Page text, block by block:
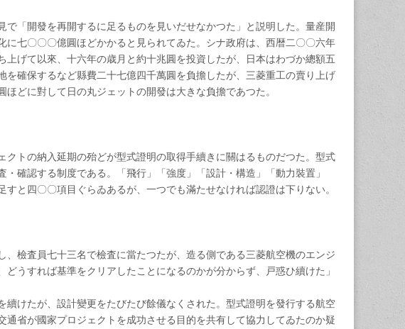
「開發を再開するに足るものを見いだせなかつた」と説明した。量産開
七〇〇〇億圓ほどかかると見られてゐた。シナ政府は、西暦二〇〇六年
げて以來、十六年の歳月と約十兆圓を投資したが、日本はわづか總額五
確保するなど縣費二十七億四千萬圓を負擔したが、三菱重工の賣り上げ
どに對して日の丸ジェットの開發は大きな負擔であつた。
トの納入延期の殆どが型式證明の取得手續きに關はるものだつた。型式
確認する制度である。「飛行」「強度」「設計・構造」「動力裝置」
すと四〇〇項目ぐらゐあるが、一つでも滿たせなければ認證は下りない。
檢査員七十三名で檢査に當たつたが、造る側である三菱航空機のエンジ
うすれば基準をクリアしたことになるのかが分からず、戸惑ひ續けた」
けたが、設計變更をたびたび餘儀なくされた。型式證明を發行する航空
省が國家プロジェクトを成功させる目的を共有して協力してゐたのか疑